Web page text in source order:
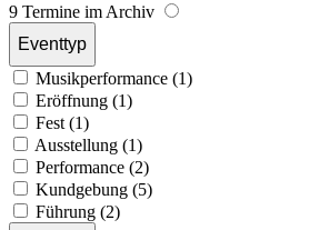
9 Termine im Archiv
Eventtyp
Musikperformance (1)
Eröffnung (1)
Fest (1)
Ausstellung (1)
Performance (2)
Kundgebung (5)
Führung (2)